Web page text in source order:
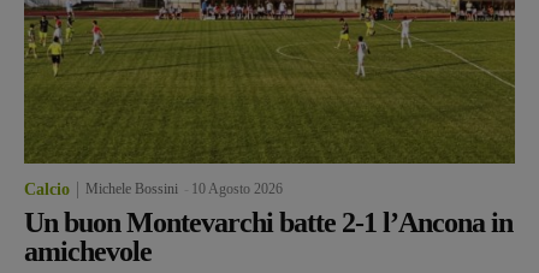
Calcio Michele Bossini 10 Agosto 2026
Un buon Montevarchi batte 2-1 l’Ancona in
amichevole